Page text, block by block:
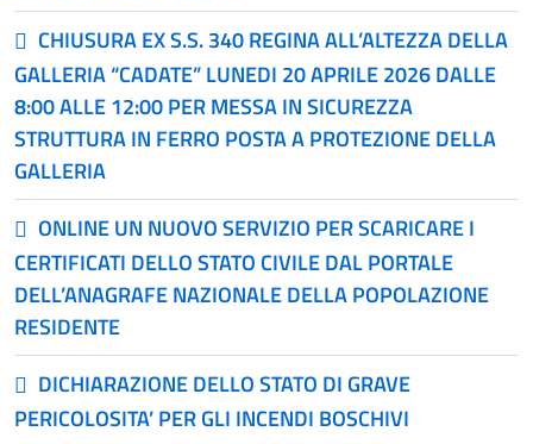
CHIUSURA EX S.S. 340 REGINA ALL’ALTEZZA DELLA
GALLERIA “CADATE” LUNEDI 20 APRILE 2026 DALLE
8:00 ALLE 12:00 PER MESSA IN SICUREZZA
STRUTTURA IN FERRO POSTA A PROTEZIONE DELLA
GALLERIA
ONLINE UN NUOVO SERVIZIO PER SCARICARE I
CERTIFICATI DELLO STATO CIVILE DAL PORTALE
DELL’ANAGRAFE NAZIONALE DELLA POPOLAZIONE
RESIDENTE
DICHIARAZIONE DELLO STATO DI GRAVE
PERICOLOSITA’ PER GLI INCENDI BOSCHIVI